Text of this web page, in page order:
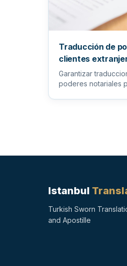
Traducción de
clientes
Garantizar
poderes notariales
Istanbul
Turkish Sworn
and Apostille